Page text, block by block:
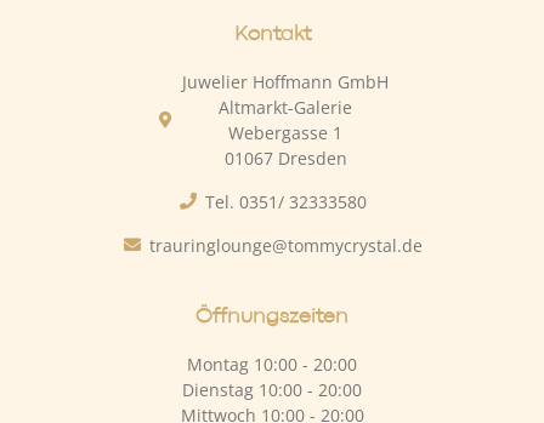
Kontakt
Juwelier Hoffmann GmbH
Altmarkt-Galerie
Webergasse 1
01067 Dresden
Tel. 0351/ 32333580
trauringlounge@tommycrystal.de
Öffnungszeiten
Montag 10:00 - 20:00
Dienstag 10:00 - 20:00
Mittwoch 10:00 - 20:00